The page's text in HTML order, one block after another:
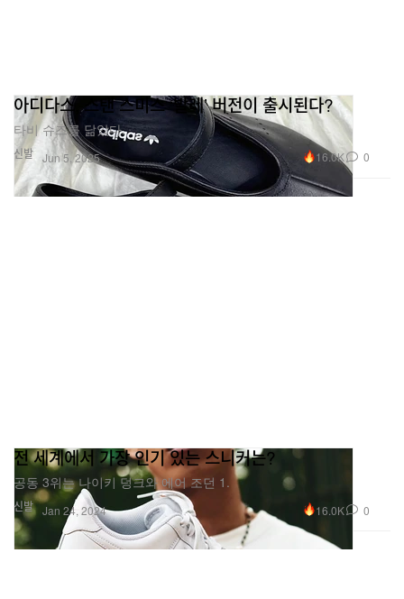
신발
아디다스, 스탠 스미스 ‘발레’ 버전이 출시된다?
타비 슈즈를 닮았다.
Jun 5, 2025 16.0K 0
신발
전 세계에서 가장 인기 있는 스니커는?
공동 3위는 나이키 덩크와 에어 조던 1.
Jan 24, 2024 16.0K 0